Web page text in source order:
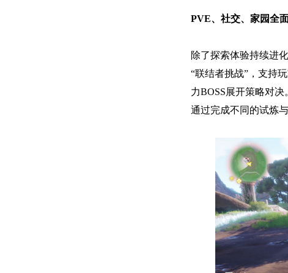
PVE、社交、家园全
除了探索体验持续进
“联结者挑战”，支持
力BOSS展开策略对
通过完成不同的试炼